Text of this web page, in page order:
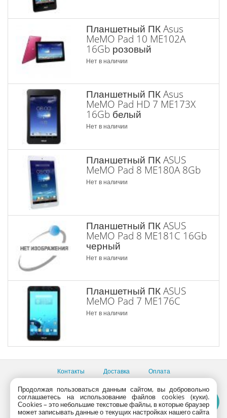
Планшетный ПК Asus
MeMO Pad 10 ME102A
16Gb розовый
Нет в наличии
Планшетный ПК Asus
MeMO Pad HD 7 ME173X
16Gb белый
Нет в наличии
Планшетный ПК ASUS
MeMO Pad 8 ME180A 8Gb
Нет в наличии
Планшетный ПК ASUS
MeMO Pad 8 ME181C 16Gb
черный
Нет в наличии
Планшетный ПК ASUS
MeMO Pad 7 ME176C
Нет в наличии
Контакты Доставка Оплата
Все пункты выдачи
Консультации продавцов по телефону:+7 (495) 795-09-03,
+7 (800) 775-09-03
PlanetaShop.ru © 2000 - 2017 | Все права защищены
Продолжая пользоваться данным сайтом, вы добровольно
соглашаетесь на использование файлов cookies (куки).
Сookies – это небольшие текстовые файлы, в которые браузер
может записывать данные о текущих настройках нашего сайта